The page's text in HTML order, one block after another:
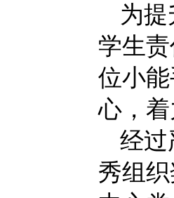
为
学生
位小
心，
经过
秀组